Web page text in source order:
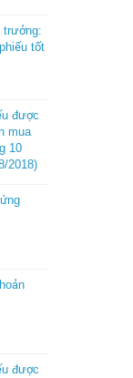
trưởng:
tốt
được
mua
10
2018)
được